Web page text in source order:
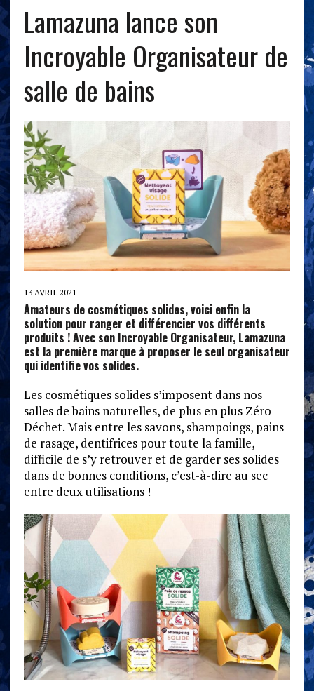
Lamazuna lance son
Incroyable Organisateur de
salle de bains
13 AVRIL 2021
Amateurs de cosmétiques solides, voici enfin la
solution pour ranger et différencier vos différents
produits ! Avec son Incroyable Organisateur, Lamazuna
est la première marque à proposer le seul organisateur
qui identifie vos solides.
Les cosmétiques solides s’imposent dans nos
salles de bains naturelles, de plus en plus Zéro-
Déchet. Mais entre les savons, shampoings, pains
de rasage, dentifrices pour toute la famille,
difficile de s’y retrouver et de garder ses solides
dans de bonnes conditions, c’est-à-dire au sec
entre deux utilisations !